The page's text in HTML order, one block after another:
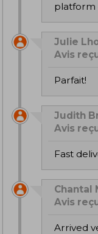
platform
Julie
Avis
Parfait!
Judith
Avis
Fast
Chantal
Avis
Arrived very late and they offer you an